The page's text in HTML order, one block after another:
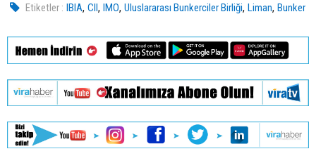
Etiketler : IBIA,CII,IMO,Uluslararası Bunkerciler Birliği,Liman,Bunker